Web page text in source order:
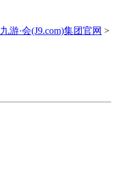
九游·会(J9.com)集团官网 >